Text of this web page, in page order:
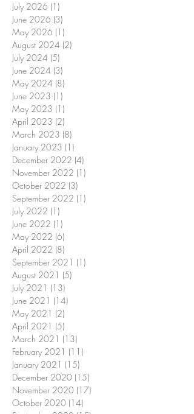
July 2026 (1)
June 2026 (3)
May 2026 (1)
August 2024 (2)
July 2024 (5)
June 2024 (3)
May 2024 (8)
June 2023 (1)
May 2023 (1)
April 2023 (2)
March 2023 (8)
January 2023 (1)
December 2022 (4)
November 2022 (1)
October 2022 (3)
September 2022 (1)
July 2022 (1)
June 2022 (1)
May 2022 (6)
April 2022 (8)
September 2021 (1)
August 2021 (5)
July 2021 (13)
June 2021 (14)
May 2021 (2)
April 2021 (5)
March 2021 (13)
February 2021 (11)
January 2021 (15)
December 2020 (15)
November 2020 (17)
October 2020 (14)